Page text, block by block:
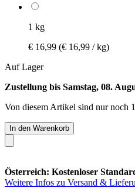
1 kg
€ 16,99 (€ 16,99 / kg)
Auf Lager
Zustellung bis Samstag, 08.
Von diesem Artikel sind nur noch
In den Warenkorb
Österreich: Kostenloser
Weitere Infos zu Versand &